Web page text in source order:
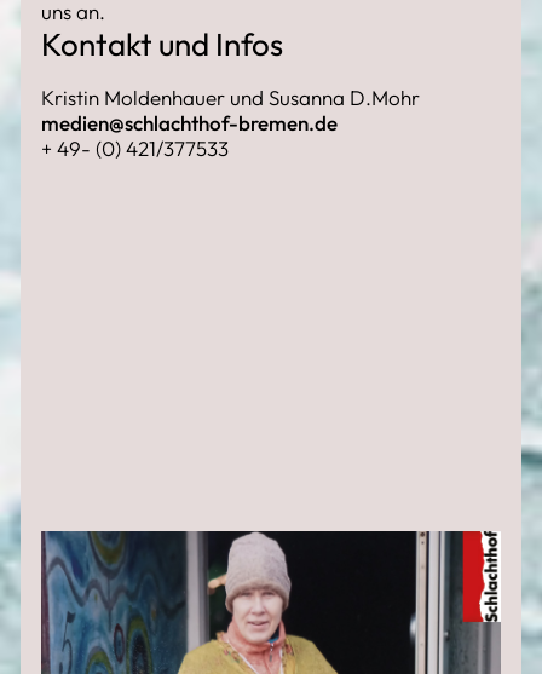
uns an.
Kontakt und Infos
Kristin Moldenhauer und Susanna D.Mohr
medien@schlachthof-bremen.de
+ 49- (0) 421/377533